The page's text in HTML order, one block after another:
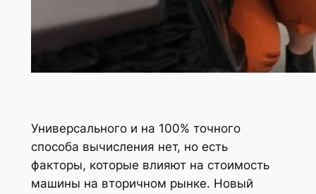
Универсального и на 100% точного
способа вычисления нет, но есть
факторы, которые влияют на стоимость
машины на вторичном рынке. Новый